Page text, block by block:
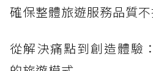
確保整體旅遊服務品質不
從解決痛點到創造體驗